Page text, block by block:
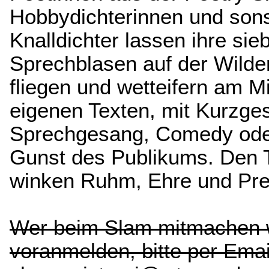
Hobbydichterinnen und
Knalldichter lassen ihre
Sprechblasen auf der
fliegen und wetteifern am
eigenen Texten, mit
Sprechgesang, Comedy
Gunst des Publikums. Den
winken Ruhm, Ehre und
Wer beim Slam mitmachen
voranmelden, bitte per